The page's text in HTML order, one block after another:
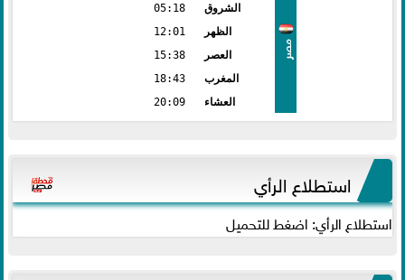
مصر
الشروق
05:18
الظهر
12:01
العصر
15:38
المغرب
18:43
العشاء
20:09
استطلاع الرأي
استطلاع الرأي: اضغط للتحميل